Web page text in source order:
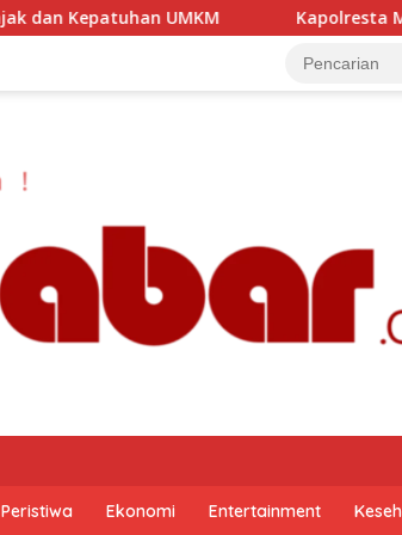
Kapolresta Malang Kota Silaturahmi ke
Peristiwa Ekonomi Entertainment